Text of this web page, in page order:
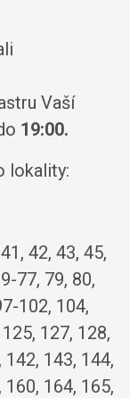
Vaší
19:00.
lokality:
42, 43, 45,
77, 79, 80,
102, 104,
127, 128,
143, 144,
164, 165,